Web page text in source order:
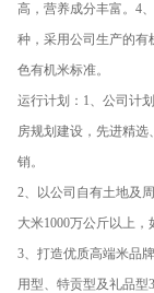
高，营养成分丰富。4
种，采用公司生产的有
色有机米标准。
运行计划：1、公司计
房规划建设，先进精
销。
2、以公司自有土地及
大米1000万公斤以上，
3、打造优质高端米品
用型、特贡型及礼品